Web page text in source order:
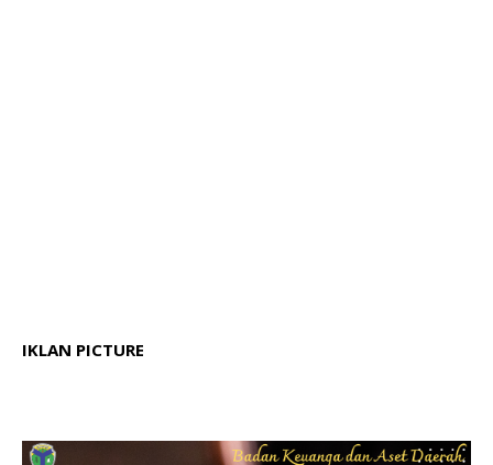
IKLAN PICTURE